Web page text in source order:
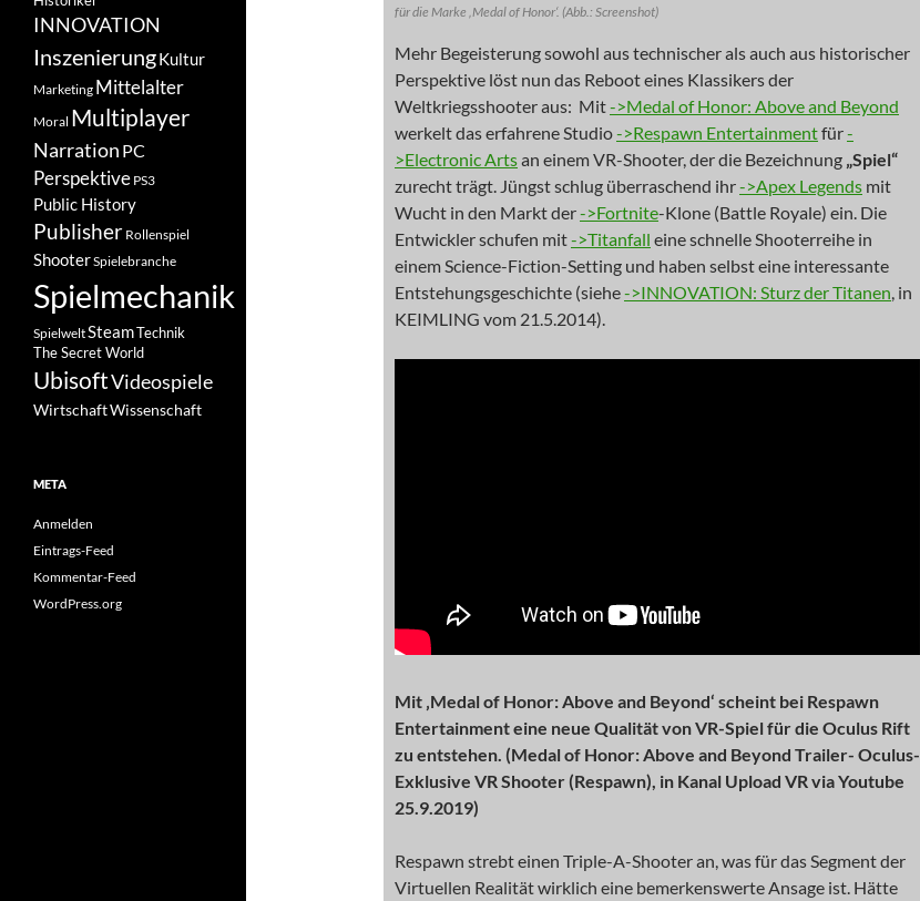
für die Marke ‚Medal of Honor‘. (Abb.: Screenshot)
Mehr Begeisterung sowohl aus technischer als auch aus historischer
Perspektive löst nun das Reboot eines Klassikers der
Weltkriegsshooter aus: Mit->Medal of Honor: Above and Beyond
werkelt das erfahrene Studio->Respawn Entertainmentfür-
>Electronic Artsan einem VR-Shooter, der die Bezeichnung „Spiel“
zurecht trägt. Jüngst schlug überraschend ihr->Apex Legends mit
Wucht in den Markt der->Fortnite-Klone (Battle Royale) ein. Die
Entwickler schufen mit->Titanfall eine schnelle Shooterreihe in
einem Science-Fiction-Setting und haben selbst eine interessante
Entstehungsgeschichte (siehe->INNOVATION: Sturz der Titanen , in
KEIMLING vom 21.5.2014).
Mit ‚Medal of Honor: Above and Beyond‘ scheint bei Respawn
Entertainment eine neue Qualität von VR-Spiel für die Oculus Rift
zu entstehen. (Medal of Honor: Above and Beyond Trailer- Oculus-
Exklusive VR Shooter (Respawn), in Kanal Upload VR via Youtube
25.9.2019)
Respawn strebt einen Triple-A-Shooter an, was für das Segment der
Virtuellen Realität wirklich eine bemerkenswerte Ansage ist. Hätte
INNOVATION
InszenierungKultur
Marketing Mittelalter
Moral Multiplayer
Narration PC
Perspektive PS3
Public History
Publisher Rollenspiel
ShooterSpielebranche
Spielmechanik
SpielweltSteamTechnik
The Secret World
UbisoftVideospiele
WirtschaftWissenschaft
META
Anmelden
Eintrags-Feed
Kommentar-Feed
WordPress.org